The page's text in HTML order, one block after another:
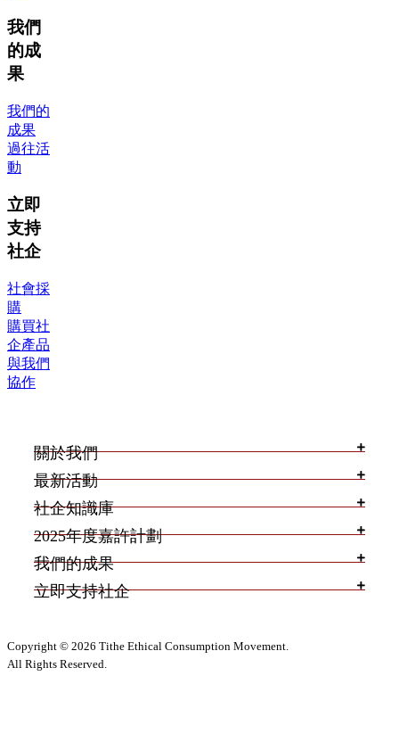
我們
的成
果
我們的
成果
過往活
動
立即
支持
社企
社會採
購
購買社
企產品
與我們
協作
關於我們
最新活動
社企知識庫
2025年度嘉許計劃
我們的成果
立即支持社企
Copyright © 2026 Tithe Ethical Consumption Movement.
All Rights Reserved.